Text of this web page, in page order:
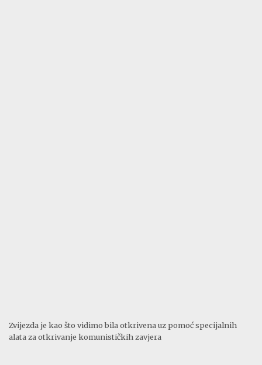
Zvijezda je kao što vidimo bila otkrivena uz pomoć specijalnih
alata za otkrivanje komunističkih zavjera